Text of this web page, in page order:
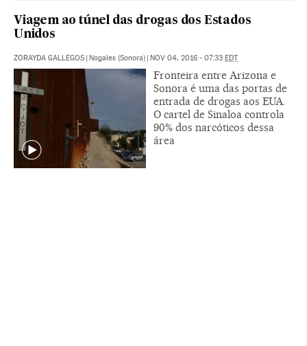
Viagem ao túnel das drogas dos Estados
Unidos
ZORAYDA GALLEGOS | Nogales (Sonora) | NOV 04, 2016 - 07:33 EDT
Fronteira entre Arizona e
Sonora é uma das portas de
entrada de drogas aos EUA.
O cartel de Sinaloa controla
90% dos narcóticos dessa
área